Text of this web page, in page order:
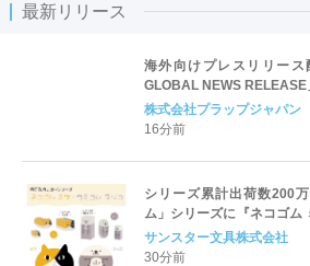
最新リリース
海外向けプレスリリー
GLOBAL NEWS
株式会社プラップジャパン
16分前
シリーズ累計出荷数200
ム」シリーズに『ネコゴム
が仲間入り！
サンスター文具株式会社
30分前